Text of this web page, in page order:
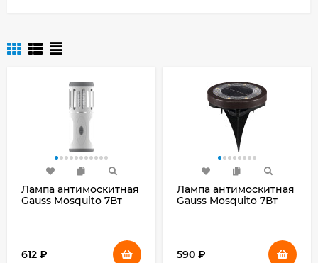
Лампа антимоскитная
Gauss Mosquito 7Вт
612 ₽
Лампа антимоскитная
Gauss Mosquito 7Вт
590 ₽